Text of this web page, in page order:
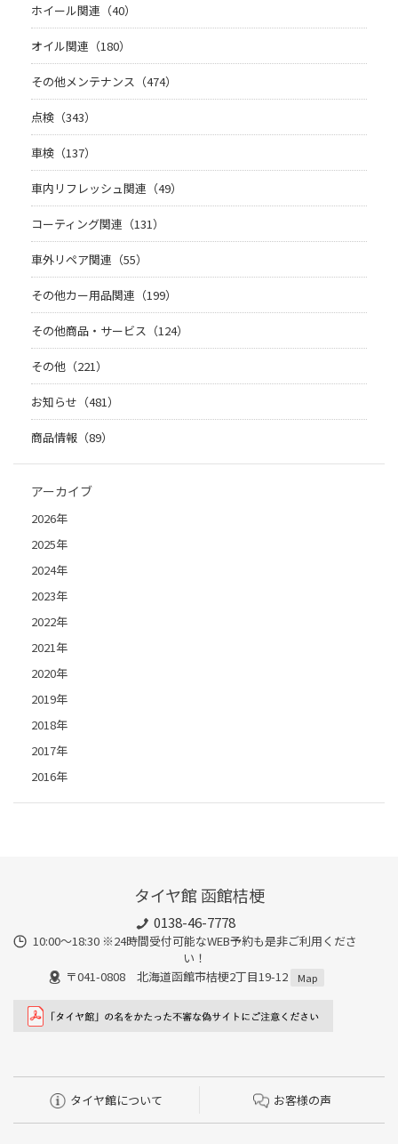
ホイール関連（40）
オイル関連（180）
その他メンテナンス（474）
点検（343）
車検（137）
車内リフレッシュ関連（49）
コーティング関連（131）
車外リペア関連（55）
その他カー用品関連（199）
その他商品・サービス（124）
その他（221）
お知らせ（481）
商品情報（89）
アーカイブ
2026年
2025年
2024年
2023年
2022年
2021年
2020年
2019年
2018年
2017年
2016年
タイヤ館 函館桔梗
0138-46-7778
10:00～18:30 ※24時間受付可能なWEB予約も是非ご利用くださ
い！
〒041-0808 北海道函館市桔梗2丁目19-12
Map
タイヤ館について お客様の声